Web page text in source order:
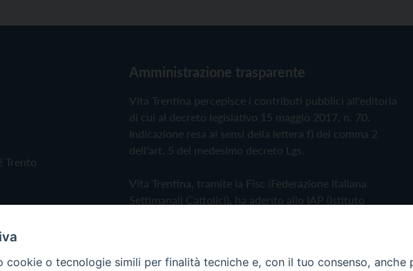
Trento
Amministrazione trasparente
Vita Trentina percepisce i contributi pubblici all'editoria
di cui al decreto legislativo 15 maggio 2017, n. 70.
Indicazione resa ai sensi della lettera f) del comma 2
dell'art. 5 del medesimo decreto Lgs.
Vita Trentina, tramite la Fisc (Federazione Italiana
Settimanali Cattolici), ha aderito allo IAP (Istituto
Privacy Policy Cookie Policy
cookie o tecnologie simili per finalità tecniche e, con il tuo consenso, anche